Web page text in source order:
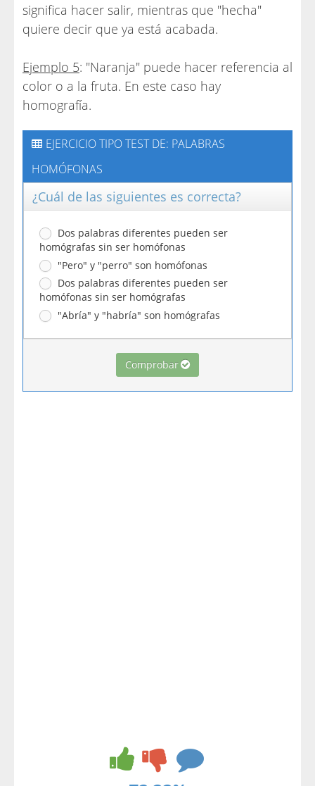
significa hacer salir, mientras que "hecha"
quiere decir que ya está acabada.
Ejemplo 5: "Naranja" puede hacer referencia al
color o a la fruta. En este caso hay
homografía.
EJERCICIO TIPO TEST DE: PALABRAS
HOMÓFONAS
¿Cuál de las siguientes es correcta?
Dos palabras diferentes pueden ser
homógrafas sin ser homófonas
"Pero" y "perro" son homófonas
Dos palabras diferentes pueden ser
homófonas sin ser homógrafas
"Abría" y "habría" son homógrafas
Comprobar